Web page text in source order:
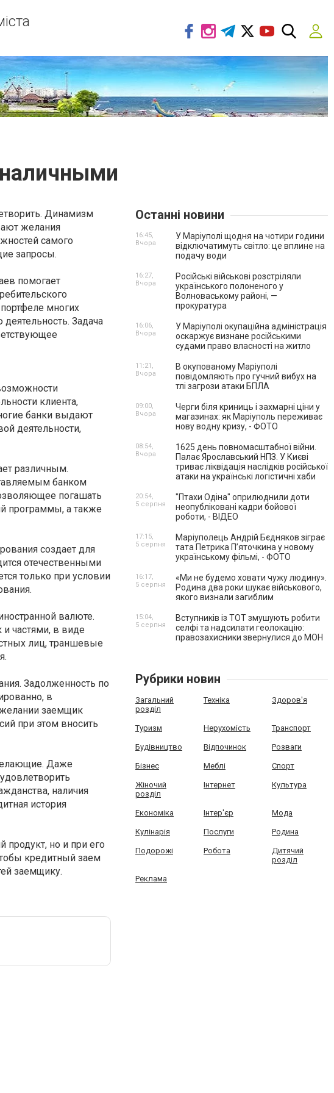
Динамизм
желания
самого
запросы.
помогает
многих
Задача
клиента,
банки выдают
деятельности,
различным.
банком
погашать
программы, а также
создает для
отечественными
только при условии
валюте.
частями, в виде
лиц, траншевые
Задолженность по
в
желании заемщик
при этом вносить
Даже
наличия
история
но и при его
кредитный заем
заемщику.
Останні новини
У Маріуполі щодня на чотири години
відключатимуть світло: це вплине на
подачу води
16:45,
Вчора
Російські військові розстріляли
українського полоненого у
Волноваському районі, —
прокуратура
16:27,
Вчора
У Маріуполі окупаційна адміністрація
оскаржує визнане російськими
судами право власності на житло
16:06,
Вчора
В окупованому Маріуполі
повідомляють про гучний вибух на
тлі загрози атаки БПЛА
11:21,
Вчора
Черги біля криниць і захмарні ціни у
магазинах: як Маріуполь переживає
нову водну кризу, - ФОТО
09:00,
Вчора
1625 день повномасштабної війни.
Палає Ярославський НПЗ. У Києві
триває ліквідація наслідків російської
атаки на українські логістичні хаби
08:54,
Вчора
"Птахи Одіна" оприлюднили доти
неопубліковані кадри бойової
роботи, - ВІДЕО
20:54,
5 серпня
Маріуполець Андрій Бєдняков зіграє
тата Петрика П’яточкина у новому
українському фільмі, - ФОТО
17:15,
5 серпня
«Ми не будемо ховати чужу людину».
Родина два роки шукає військового,
якого визнали загиблим
16:17,
5 серпня
Вступників із ТОТ змушують робити
селфі та надсилати геолокацію:
правозахисники звернулися до МОН
15:04,
5 серпня
Рубрики новин
Загальний
розділ
Техніка Здоров'я
Туризм Нерухомість Транспорт
Будівництво Відпочинок Розваги
Бізнес Меблі Спорт
Жіночий
розділ
Інтернет Культура
Економіка Інтер'єр Мода
Кулінарія Послуги Родина
Подорожі Робота
Дитячий
розділ
Реклама